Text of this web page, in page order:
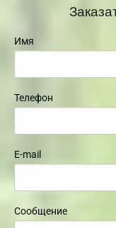
Имя
Телефон
E-mail
Сообщение